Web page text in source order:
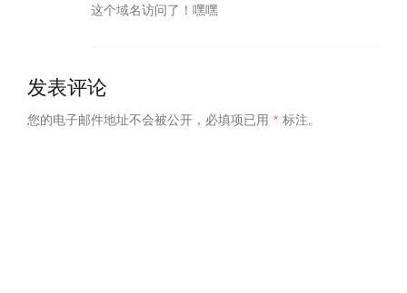
这个域名访问了！嘿嘿
发表评论
您的电子邮件地址不会被公开， 必填项已用 * 标注。